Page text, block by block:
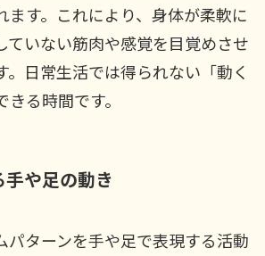
ます。これにより、身体が柔軟に
ていない筋肉や感覚を目覚めさせ
。日常生活では得られない「動く
る時間です。
手や足の動き
パターンを手や足で表現する活動